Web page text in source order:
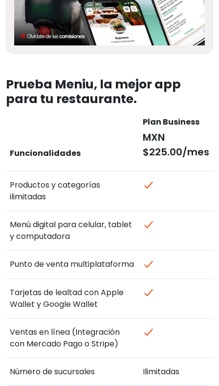
Prueba Meniu, la mejor app
para tu restaurante.
Funcionalidades
Plan Business
MXN
$225.00/mes
Productos y categorías
ilimitadas
Menú digital para celular, tablet
y computadora
Punto de venta multiplataforma
Tarjetas de lealtad con Apple
Wallet y Google Wallet
Ventas en línea (Integración
con Mercado Pago o Stripe)
Número de sucursales Ilimitadas